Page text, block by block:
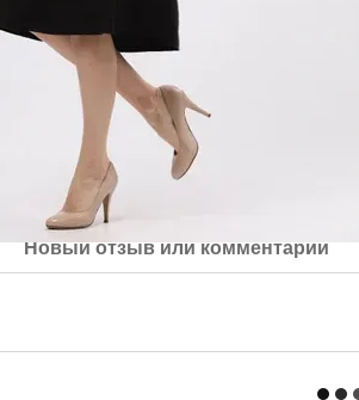
Новый отзыв или комментарий